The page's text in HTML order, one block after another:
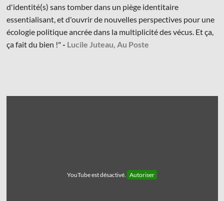
d'identité(s) sans tomber dans un piège identitaire
essentialisant, et d'ouvrir de nouvelles perspectives pour une
écologie politique ancrée dans la multiplicité des vécus. Et ça,
ça fait du bien !"- Lucile Juteau, Au Poste
YouTube est désactivé. Autoriser